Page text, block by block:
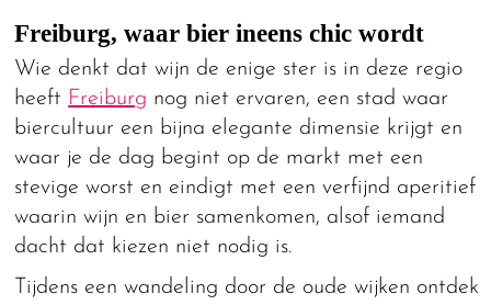
Freiburg, waar bier ineens chic wordt
Wie denkt dat wijn de enige ster is in deze regio
heeft Freiburg nog niet ervaren, een stad waar
biercultuur een bijna elegante dimensie krijgt en
waar je de dag begint op de markt met een
stevige worst en eindigt met een verfijnd aperitief
waarin wijn en bier samenkomen, alsof iemand
dacht dat kiezen niet nodig is.
Tijdens een wandeling door de oude wijken ontdek